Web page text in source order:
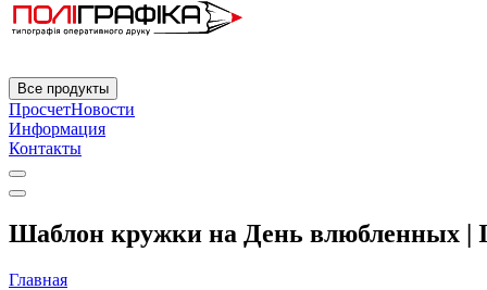
Все продукты
ПросчетНовости
Информация
Контакты
Шаблон кружки на День влюбленных |
Главная